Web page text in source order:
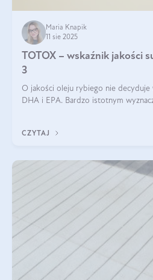
Maria Knapik
11 sie 2025
TOTOX – wskaźnik jakości
3
O jakości oleju rybiego nie decyduje
DHA i EPA. Bardzo istotnym
CZYTAJ